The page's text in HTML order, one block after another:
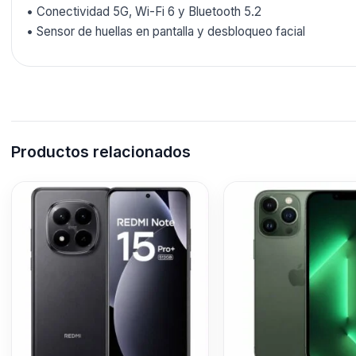
• Conectividad 5G, Wi-Fi 6 y Bluetooth 5.2
• Sensor de huellas en pantalla y desbloqueo facial
Productos relacionados